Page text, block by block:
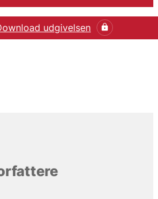
udgivelsen